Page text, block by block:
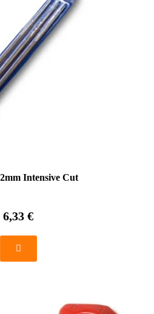
Intensive Cut
6,33 €